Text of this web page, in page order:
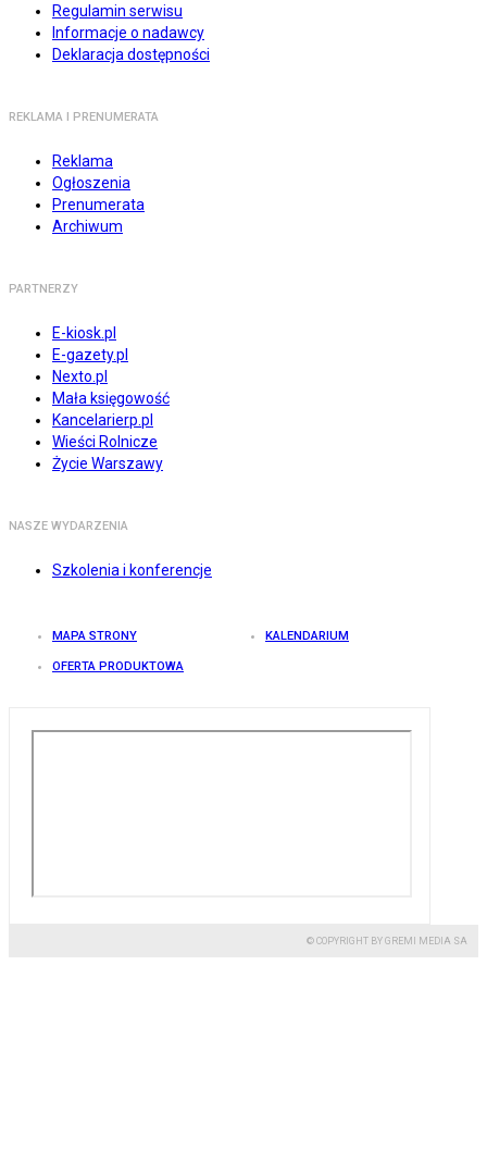
Regulamin serwisu
Informacje o nadawcy
Deklaracja dostępności
REKLAMA I PRENUMERATA
Reklama
Ogłoszenia
Prenumerata
Archiwum
PARTNERZY
E-kiosk.pl
E-gazety.pl
Nexto.pl
Mała księgowość
Kancelarierp.pl
Wieści Rolnicze
Życie Warszawy
NASZE WYDARZENIA
Szkolenia i konferencje
MAPA STRONY KALENDARIUM
OFERTA PRODUKTOWA
© COPYRIGHT BY GREMI MEDIA SA